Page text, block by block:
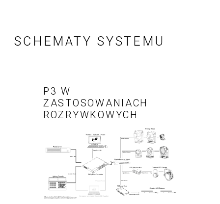
SCHEMATY SYSTEMU
P3 W
ZASTOSOWANIACH
ROZRYWKOWYCH